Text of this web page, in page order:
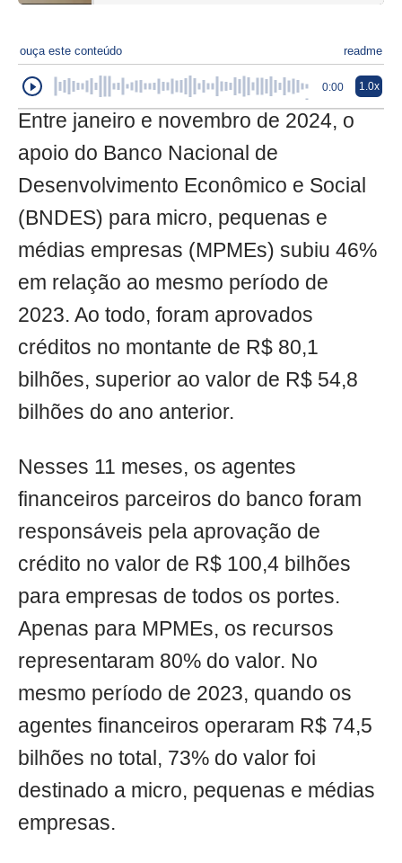
ouça este conteúdo readme
0:00 1.0x
Entre janeiro e novembro de 2024, o
apoio do Banco Nacional de
Desenvolvimento Econômico e Social
(BNDES) para micro, pequenas e
médias empresas (MPMEs) subiu 46%
em relação ao mesmo período de
2023. Ao todo, foram aprovados
créditos no montante de R$ 80,1
bilhões, superior ao valor de R$ 54,8
bilhões do ano anterior.
Nesses 11 meses, os agentes
financeiros parceiros do banco foram
responsáveis pela aprovação de
crédito no valor de R$ 100,4 bilhões
para empresas de todos os portes.
Apenas para MPMEs, os recursos
representaram 80% do valor. No
mesmo período de 2023, quando os
agentes financeiros operaram R$ 74,5
bilhões no total, 73% do valor foi
destinado a micro, pequenas e médias
empresas.